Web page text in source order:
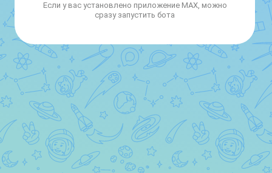
Если у вас установлено приложение MAX, можно
сразу запустить бота